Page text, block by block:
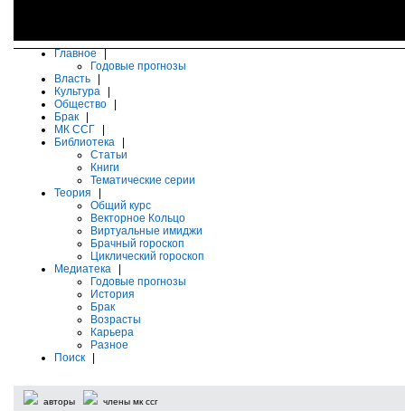
Главное
Годовые прогнозы
Власть
Культура
Общество
Брак
МК ССГ
Библиотека
Статьи
Книги
Тематические серии
Теория
Общий курс
Векторное Кольцо
Виртуальные имиджи
Брачный гороскоп
Циклический гороскоп
Медиатека
Годовые прогнозы
История
Брак
Возрасты
Карьера
Разное
Поиск
авторы члены мк ссг